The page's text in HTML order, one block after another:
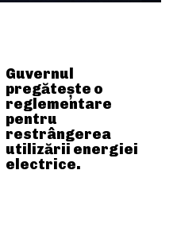
Guvernul
pregătește o
reglementare
pentru
restrângerea
utilizării energiei
electrice.